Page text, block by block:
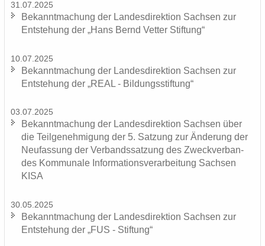
31.07.2025
Be­kannt­ma­chung der Lan­des­di­rek­ti­on Sach­sen zur
Ent­ste­hung der „Hans Bernd Vet­ter Stif­tung“
10.07.2025
Be­kannt­ma­chung der Lan­des­di­rek­ti­on Sach­sen zur
Ent­ste­hung der „REAL - Bil­dungs­stif­tung“
03.07.2025
Be­kannt­ma­chung der Lan­des­di­rek­ti­on Sach­sen über
die Teil­ge­neh­mi­gung der 5. Sat­zung zur Än­de­rung der
Neu­fas­sung der Ver­bands­sat­zung des Zweck­ver­ban­
des Kom­mu­na­le In­for­ma­ti­ons­ver­ar­bei­tung Sach­sen
KISA
30.05.2025
Be­kannt­ma­chung der Lan­des­di­rek­ti­on Sach­sen zur
Ent­ste­hung der „FUS - Stif­tung“